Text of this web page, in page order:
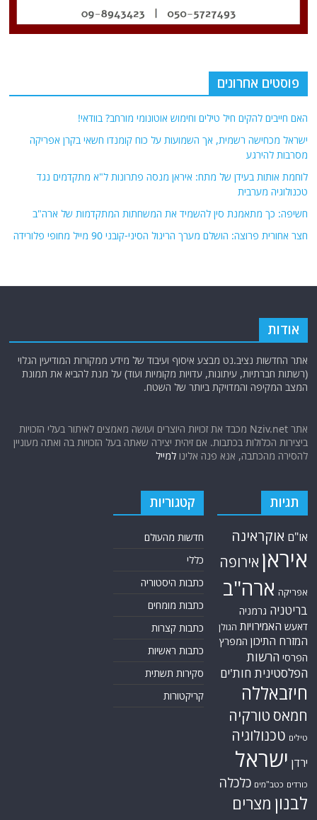
פוסטים אחרונים
האם חייבים להקים חיל טילים וחימוש אוטונומי מורחב? בוודאי!
ישראל מכחישה רשמית, אך השמועות על כוח קומנדו חשאי בקרן אפריקה
מסרבות להירגע
לוחמת אותות בעידן של מתח: איראן מנסה פתרונות ל"א מתקדמים נגד
טכנולוגיה מערבית
חשיפה: כך מתאמנת סין להשמיד את המשחתות המתקדמות של ארה"ב
חצר אחורית פרוצה: הושלם מערך הריגול הסיני-קובני 90 מייל מחופי פלורידה
אודות
אתר החדשות נציב.נט מבצע איסוף ועיבוד של מידע ממקורות המודיעין הגלוי
(רשתות חברתיות, עיתונות, עדויות מקומיות ועוד) על מנת להביא את תמונת
המצב המקיפה והמדויקת ביותר של השטח.
אתר Nziv.net מכבד את זכויות היוצרים ועושה מאמצים לאיתור בעלי הזכויות
ביצירות הכלולות בכתבות. אם זיהית יצירה שאתה בעל הזכויות בה ואתה מעוניין
להסירה מהכתבה, אנא פנה אלינולמייל
תגיות
או"ם אוקראינה
איראן אירופה
אפריקה ארה"ב
בריטניה גרמניה
דאעש האמירויות הגולן
המזרח התיכון המפרץ
הפרסי הרשות
הפלסטינית חות'ים
חיזבאללה
חמאס טורקיה
טילים טכנולוגיה
ירדן ישראל
כורדים כטב"מים כלכלה
לבנון מצרים
קטגוריות
חדשות מהעולם
כללי
כתבות היסטוריה
כתבות מומחים
כתבות קצרות
כתבות ראשיות
סקירות תשתית
קריקטורות